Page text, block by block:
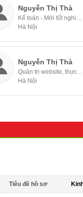
Nguyễn Thị Thà
Kế toán - Mới tốt nghiệp / Thực tập sinh
Hà Nội
Nguyễn Thị Thà
Quản trị website,
Hà Nội
Tiêu đề hồ sơ